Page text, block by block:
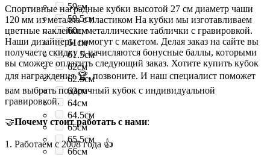
59см
59.5см
60см
61см
61.5см
62см
62.5см
63см
64см
64.5см
65см
65.5см
66см
Спортивные наградные кубки высотой 27 см диаметр чаши
120 мм из металла с пластиком На кубки мы изготавливаем
цветные наклейки, металлические таблички с гравировкой.
Наши дизайнеры помогут с макетом. Делая заказ на сайте вы
получаете скидку и начисляются бонусные баллы, которыми
вы сможете оплатить следующий заказ. Хотите купить кубок
для награждения 🏆, позвоните. И наш специалист поможет
вам выбрать подарочный кубок с индивидуальной
гравировкой.
🤝Почему стоит работать с нами:
1. Работаем с 2008 года 👍